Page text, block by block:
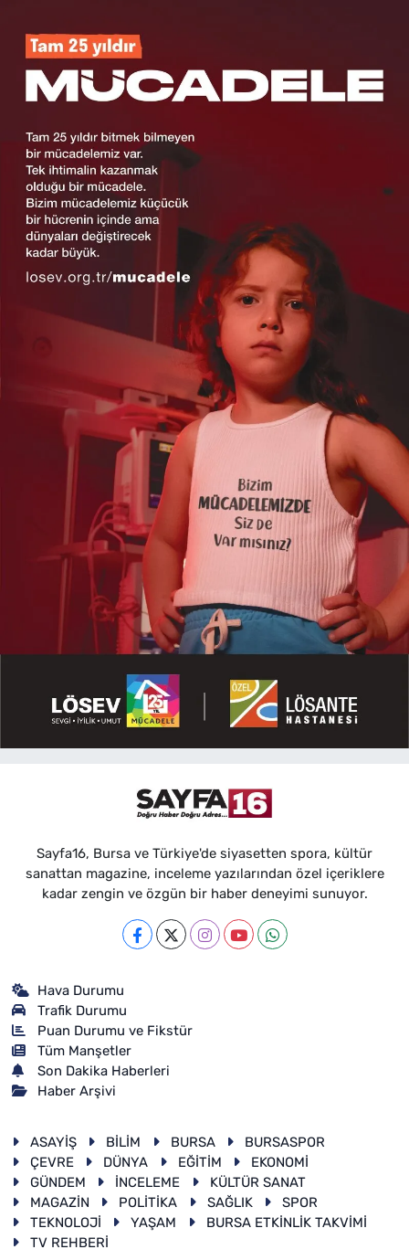
Sayfa16, Bursa ve Türkiye'de siyasetten spora, kültür
sanattan magazine, inceleme yazılarından özel içeriklere
kadar zengin ve özgün bir haber deneyimi sunuyor.
Hava Durumu
Trafik Durumu
Puan Durumu ve Fikstür
Tüm Manşetler
Son Dakika Haberleri
Haber Arşivi
ASAYİŞ BİLİM BURSA
BURSASPOR
ÇEVRE
DÜNYA EĞİTİM
EKONOMİ
GÜNDEM
İNCELEME
KÜLTÜR SANAT
MAGAZİN
POLİTİKA SAĞLIK
SPOR
TEKNOLOJİ
YAŞAM
BURSA ETKİNLİK TAKVİMİ
TV REHBERİ